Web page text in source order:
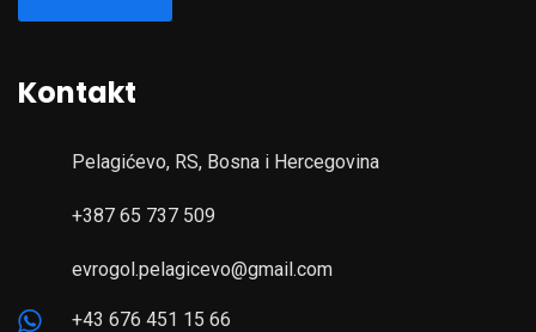
Kontakt
Pelagićevo, RS, Bosna i Hercegovina
+387 65 737 509
evrogol.pelagicevo@gmail.com
+43 676 451 15 66